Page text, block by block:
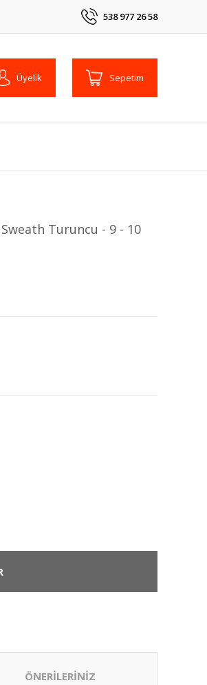
538 977 26 58
Üyelik Sepetim
Turuncu - 9 - 10
ÖNERİLERİNİZ